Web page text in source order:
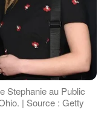
Stephanie au Public
| Source : Getty